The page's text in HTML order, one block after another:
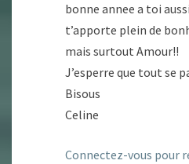
bonne annee a toi
t’apporte plein de
mais surtout Amour!!
J’esperre que tout se
Bisous
Celine
Connectez-vous pour